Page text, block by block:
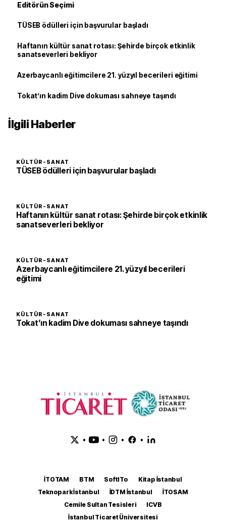
Editörün Seçimi
TÜSEB ödülleri için başvurular başladı
Haftanın kültür sanat rotası: Şehirde birçok etkinlik
sanatseverleri bekliyor
Azerbaycanlı eğitimcilere 21. yüzyıl becerileri eğitimi
Tokat’ın kadim Dive dokuması sahneye taşındı
İlgili Haberler
KÜLTÜR-SANAT
TÜSEB ödülleri için başvurular başladı
KÜLTÜR-SANAT
Haftanın kültür sanat rotası: Şehirde birçok etkinlik
sanatseverleri bekliyor
KÜLTÜR-SANAT
Azerbaycanlı eğitimcilere 21. yüzyıl becerileri
eğitimi
KÜLTÜR-SANAT
Tokat’ın kadim Dive dokuması sahneye taşındı
• • • •
İTOTAM BTM SoftITo
Kitap İstanbul
Teknopark İstanbul
İDTM İstanbul
İTOSAM
Cemile Sultan Tesisleri
ICVB
İstanbul Ticaret Üniversitesi